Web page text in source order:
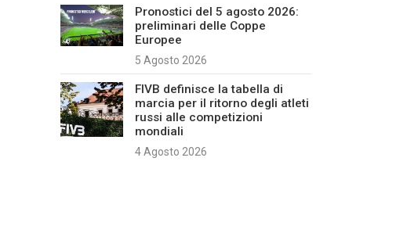
Pronostici del 5 agosto 2026:
preliminari delle Coppe
Europee
5 Agosto 2026
FIVB definisce la tabella di
marcia per il ritorno degli atleti
russi alle competizioni
mondiali
4 Agosto 2026